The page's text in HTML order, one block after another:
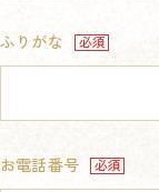
ふりがな
お電話番号